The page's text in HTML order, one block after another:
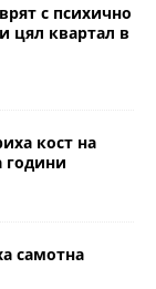
с психично
цял квартал в
кост на
години
самотна